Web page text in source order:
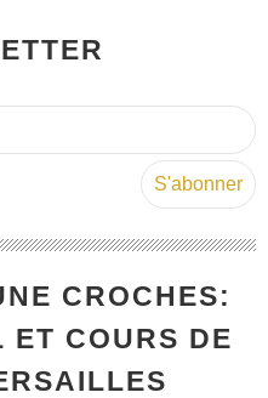
CROCHES:
ET COURS DE